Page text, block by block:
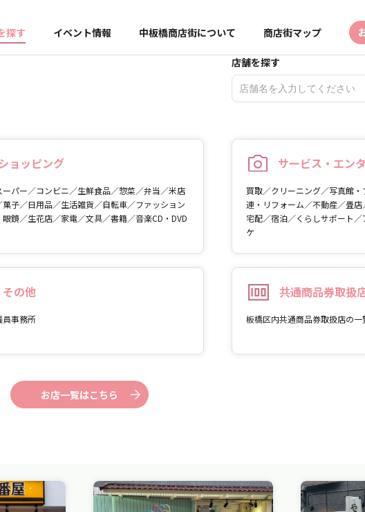
探す イベント情報 中板橋商店街について 商店街マップ
店舗を探す
ョッピング
ーパー／コンビニ／生鮮食品／惣菜／弁当／米店
菓子／日用品／生活雑貨／自転車／ファッション
眼鏡／生花店／家電／文具／書籍／音楽CD・DVD
サービス・エン
買取／クリーニング／写真館
連・リフォーム／不動産／畳店
宅配／宿泊／くらしサポート
ケ
その他
員事務所
共通商品券取扱
板橋区内共通商品券取扱店の一
お店一覧はこちら